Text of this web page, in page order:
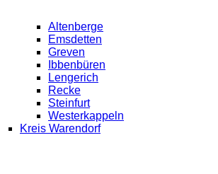
Altenberge
Emsdetten
Greven
Ibbenbüren
Lengerich
Recke
Steinfurt
Westerkappeln
Kreis Warendorf